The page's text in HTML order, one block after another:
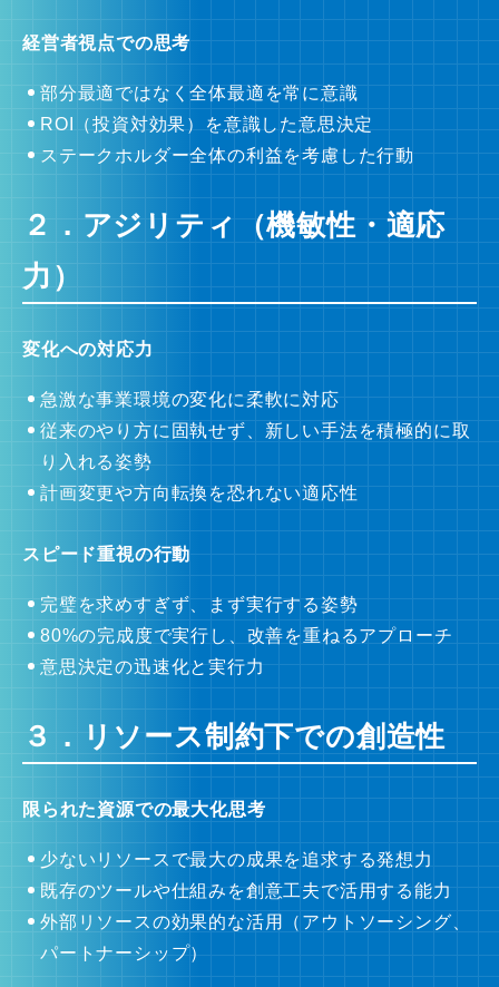
経営者視点での思考
部分最適ではなく全体最適を常に意識
ROI（投資対効果）を意識した意思決定
ステークホルダー全体の利益を考慮した行動
２．アジリティ（機敏性・適応
力）
変化への対応力
急激な事業環境の変化に柔軟に対応
従来のやり方に固執せず、新しい手法を積極的に取
り入れる姿勢
計画変更や方向転換を恐れない適応性
スピード重視の行動
完璧を求めすぎず、まず実行する姿勢
80%の完成度で実行し、改善を重ねるアプローチ
意思決定の迅速化と実行力
３．リソース制約下での創造性
限られた資源での最大化思考
少ないリソースで最大の成果を追求する発想力
既存のツールや仕組みを創意工夫で活用する能力
外部リソースの効果的な活用（アウトソーシング、
パートナーシップ）